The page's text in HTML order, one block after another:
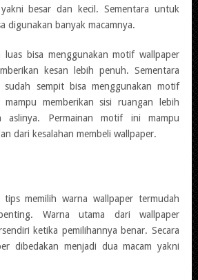
besar dan kecil. Sementara untuk
digunakan banyak macamnya.
luas bisa menggunakan motif wallpaper
kesan lebih penuh. Sementara
sempit bisa menggunakan motif
memberikan sisi ruangan lebih
aslinya. Permainan motif ini mampu
dari kesalahan membeli wallpaper.
tips memilih warna wallpaper termudah
Warna utama dari wallpaper
ketika pemilihannya benar. Secara
dibedakan menjadi dua macam yakni